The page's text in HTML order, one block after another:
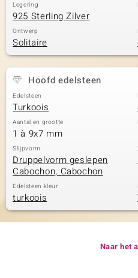
Legering
925 Sterling Zilver
Ontwerp
Solitaire
Hoofd edelsteen
Edelsteen
Turkoois
Aantal en grootte
1 à 9x7 mm
Slijpvorm
Druppelvorm geslepen
Cabochon, Cabochon
Edelsteen kleur
turkoois
Naar het